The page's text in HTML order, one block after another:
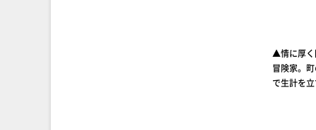
▲情に厚く
冒険家。
で生計を